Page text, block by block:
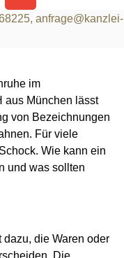
anfrage@kanzlei-
im
aus München lässt
von Bezeichnungen
Für viele
Wie kann ein
und was sollten
dazu, die Waren oder
Die